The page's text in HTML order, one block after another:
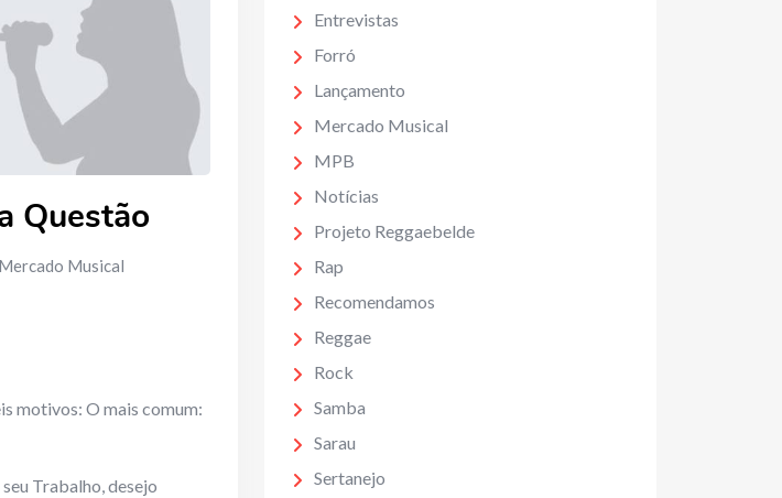
Questão
Mercado Musical
motivos: O mais comum:
Trabalho, desejo
Entrevistas
Forró
Lançamento
Mercado Musical
MPB
Notícias
Projeto Reggaebelde
Rap
Recomendamos
Reggae
Rock
Samba
Sarau
Sertanejo